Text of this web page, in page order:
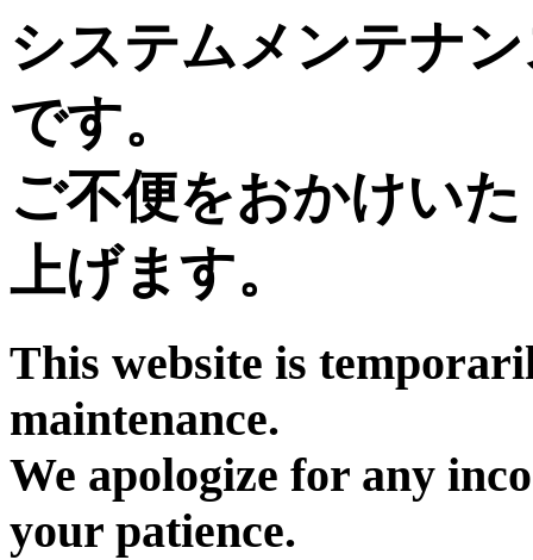
システムメンテナ
です。
ご不便をおかけい
上げます。
This website is
maintenance.
We apologize for any
your patience.